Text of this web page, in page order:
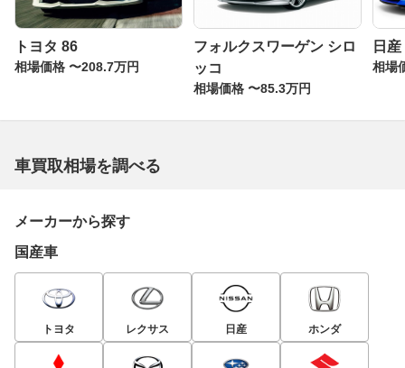
トヨタ 86
相場価格 〜208.7万円
フォルクスワーゲン シロ
ッコ
相場価格 〜85.3万円
日
相場
車買取相場を調べる
メーカーから探す
国産車
トヨタ レクサス 日産 ホンダ